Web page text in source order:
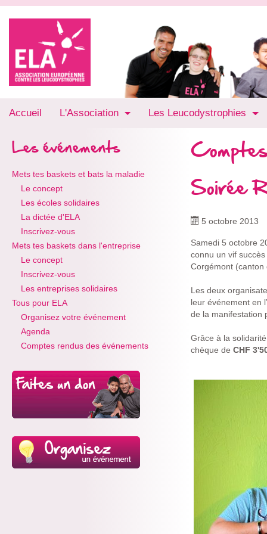
Accueil L'Association Les Leucodystrophies
Les événements
Mets tes baskets et bats la maladie
Le concept
Les écoles solidaires
La dictée d'ELA
Inscrivez-vous
Mets tes baskets dans l'entreprise
Le concept
Inscrivez-vous
Les entreprises solidaires
Tous pour ELA
Organisez votre événement
Agenda
Comptes rendus des événements
Soirée
5 octobre 2013
Samedi 5 octobre
connu un vif
Corgémont (canton
Les deux
leur événement en
de la manifestation
Grâce à la
chèque de CHF